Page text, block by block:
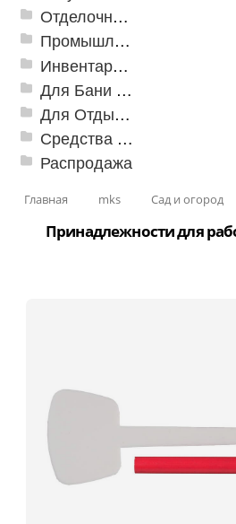
Отделочные профили
Промышленный текстиль
Инвентарь для клининга
Для Бани и Сауны
Для Отдыха и Пикника
Средства от насекомых и садовых вредителей
Распродажа
Главная mks Сад и огород
Принадлежности для